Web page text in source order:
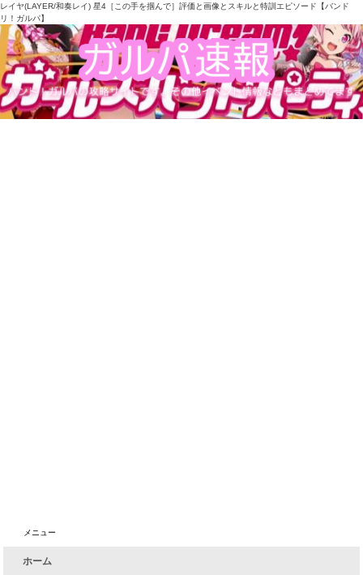
レイヤ(LAYER/和奏レイ) 星4［この手を掴んで］評価と画像とスキルと特訓エピソード【バンド
リ！ガルパ】
メニュー
ホーム